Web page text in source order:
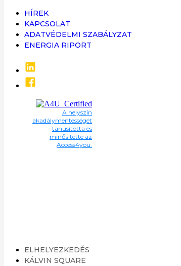
HÍREK
KAPCSOLAT
ADATVÉDELMI SZABÁLYZAT
ENERGIA RIPORT
A helyszín
akadálymentességét
tanúsította és
minősítette az
Access4you.
ELHELYEZKEDÉS
KÁLVIN SQUARE